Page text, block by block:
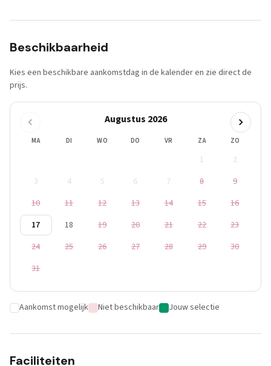
Beschikbaarheid
Kies een beschikbare aankomstdag in de kalender en zie direct de
prijs.
Augustus 2026
MA DI WO DO VR ZA ZO
1
2
3
4 5 6 7 8
9
10
11 12 13 14 15
16
17
18 19 20 21 22
23
24
25 26 27 28 29
30
31
Aankomst mogelijk Niet beschikbaar Jouw selectie
Faciliteiten